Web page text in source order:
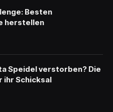
Besten
herstellen
Speidel verstorben? Die
ihr Schicksal